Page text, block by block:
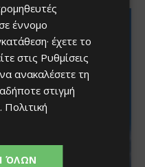
έννομο
έχετε το
στις Ρυθμίσεις
ανακαλέσετε τη
στιγμή
. Πολιτική
ΌΛΩΝ